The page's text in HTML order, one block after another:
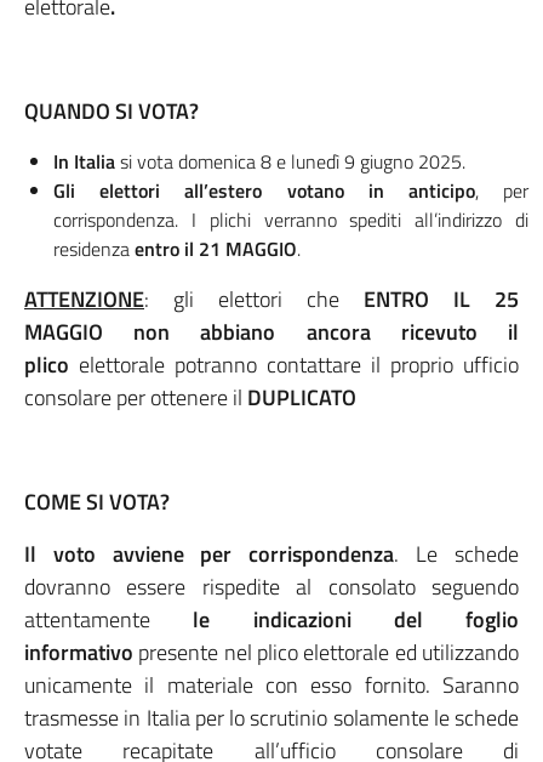
elettorale.
QUANDO SI VOTA?
In Italiasi vota domenica 8 e lunedì 9 giugno 2025.
Gli elettori all’estero votano in anticipo, per
corrispondenza. I plichi verranno spediti all’indirizzo di
residenzaentro il 21 MAGGIO.
ATTENZIONE: gli elettori che ENTRO IL 25
MAGGIO
non abbiano ancora ricevuto il
plico elettorale potranno contattare il proprio ufficio
consolare per ottenere il DUPLICATO
COME SI VOTA?
Il voto avviene per corrispondenza. Le schede
dovranno essere rispedite al consolato seguendo
attentamente le indicazioni del foglio
informativo presente nel plico elettorale ed utilizzando
unicamente il materiale con esso fornito. Saranno
trasmesse in Italia per lo scrutinio solamente le schede
votate recapitate all’ufficio consolare di